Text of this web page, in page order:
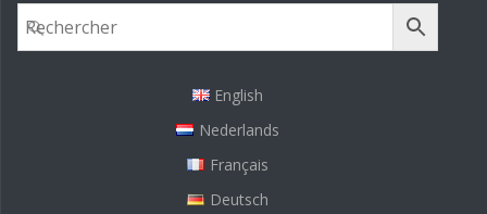
English
Nederlands
Français
Deutsch